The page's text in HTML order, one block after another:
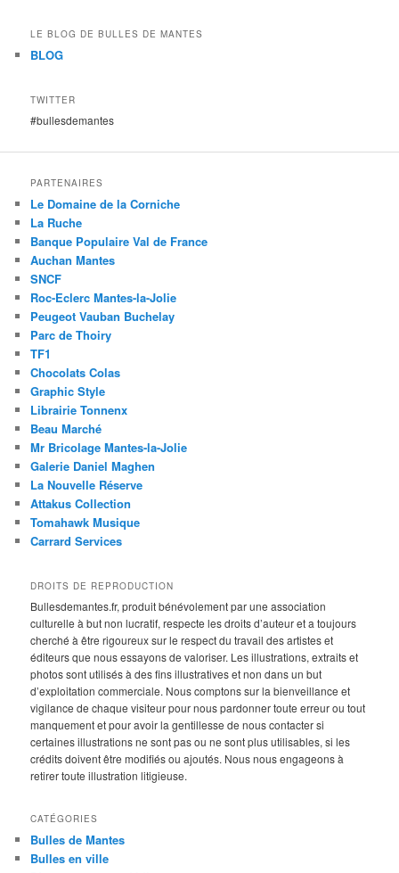
LE BLOG DE BULLES DE MANTES
BLOG
TWITTER
#bullesdemantes
PARTENAIRES
Le Domaine de la Corniche
La Ruche
Banque Populaire Val de France
Auchan Mantes
SNCF
Roc-Eclerc Mantes-la-Jolie
Peugeot Vauban Buchelay
Parc de Thoiry
TF1
Chocolats Colas
Graphic Style
Librairie Tonnenx
Beau Marché
Mr Bricolage Mantes-la-Jolie
Galerie Daniel Maghen
La Nouvelle Réserve
Attakus Collection
Tomahawk Musique
Carrard Services
DROITS DE REPRODUCTION
Bullesdemantes.fr, produit bénévolement par une association
culturelle à but non lucratif, respecte les droits d’auteur et a toujours
cherché à être rigoureux sur le respect du travail des artistes et
éditeurs que nous essayons de valoriser. Les illustrations, extraits et
photos sont utilisés à des fins illustratives et non dans un but
d’exploitation commerciale. Nous comptons sur la bienveillance et
vigilance de chaque visiteur pour nous pardonner toute erreur ou tout
manquement et pour avoir la gentillesse de nous contacter si
certaines illustrations ne sont pas ou ne sont plus utilisables, si les
crédits doivent être modifiés ou ajoutés. Nous nous engageons à
retirer toute illustration litigieuse.
CATÉGORIES
Bulles de Mantes
Bulles en ville